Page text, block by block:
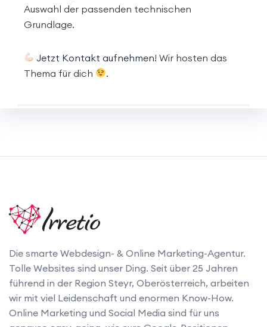
Auswahl der passenden technischen
Grundlage.
Jetzt Kontakt aufnehmen! Wir hosten das
Thema für dich
.
Die smarte Webdesign- & Online Marketing-Agentur.
Tolle Websites sind unser Ding. Seit über 25 Jahren
führend in der Region Steyr, Oberösterreich, arbeiten
wir mit viel Leidenschaft und enormen Know-How.
Online Marketing und Social Media sind für uns